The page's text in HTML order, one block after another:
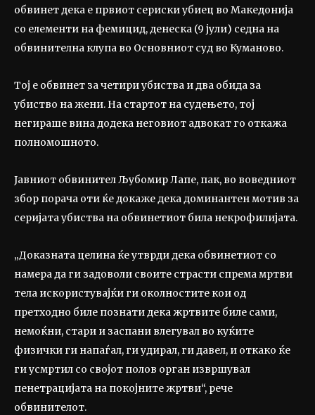
обвинет дека е првиот сериски убиец во Македонија
со елементи на фемицид, денеска (9 јули) седна на
обвинителна клупа во Основниот суд во Куманово.
Тој е обвинет за четири убиства и два обида за
убиство на жени. На стартот на судењето, тој
негираше вина додека неговиот адвокат го откажа
полномошното.
Јавниот обвинител Љубомир Лапе, пак, во воведниот
збор порача оти ќе докаже дека доминантен мотив за
серијата убиства на обвинетиот била некрофилијата.
„Доказната целина ќе утврди дека обвинетиот со
намера да ги задоволи своите страсти спрема мртви
тела искористувајќи ги околностите кои од
претходно биле познати дека жртвите биле сами,
немоќни, стари и заспани влегувал во куќите
физички ги напаѓал, ги удирал, ги давел, и откако ќе
ги усмртил со својот полов орган извршувал
пенетрацијата на покојните жртви“, рече
обвинителот.